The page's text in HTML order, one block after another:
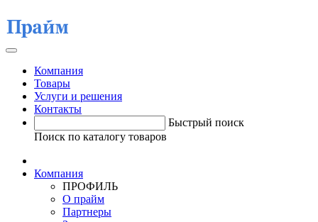
Компания
Товары
Услуги и решения
Контакты
Быстрый поиск
Поиск по каталогу товаров
Компания
ПРОФИЛЬ
О прайм
Партнеры